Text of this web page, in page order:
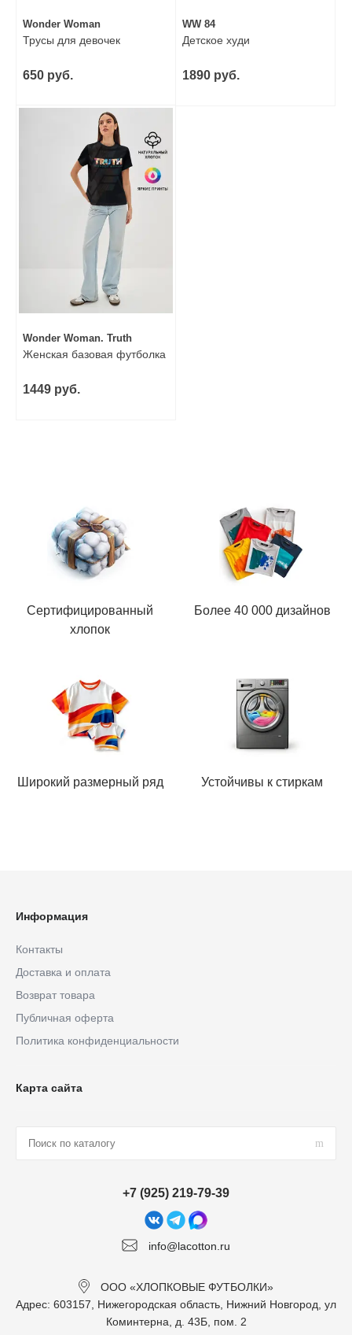
Wonder Woman
Трусы для девочек
650 руб.
WW 84
Детское худи
1890 руб.
Wonder Woman. Truth
Женская базовая футболка
1449 руб.
Сертифицированный
хлопок
Более 40 000 дизайнов
Широкий размерный ряд Устойчивы к стиркам
Информация
Контакты
Доставка и оплата
Возврат товара
Публичная оферта
Политика конфиденциальности
Карта сайта
info@lacotton.ru
+7 (925) 219-79-39
ООО «ХЛОПКОВЫЕ ФУТБОЛКИ»
Адрес: 603157, Нижегородская область, Нижний Новгород, ул
Коминтерна, д. 43Б, пом. 2